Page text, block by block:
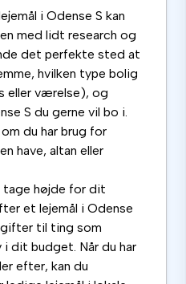
i Odense S kan
med lidt research og
det perfekte sted at
hvilken type bolig
eller værelse), og
S du gerne vil bo i.
du har brug for
have, altan eller
højde for dit
et lejemål i Odense
til ting som
dit budget. Når du har
efter, kan du